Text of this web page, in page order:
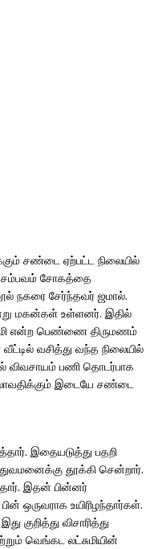
சண்டை ஏற்பட்ட நிலையில்
சோகத்தை
நகரை சேர்ந்தவர் ஜமால்.
மகன்கள் உள்ளனர். இதில்
என்ற பெண்ணை திருமணம்
வசித்து வந்த நிலையில்
விவசாயம் பணி தொடர்பாக
இடையே சண்டை
இதையடுத்து பதறி
தூக்கி சென்றார்.
இதன் பின்னர்
ஒருவராக உயிரிழந்தார்கள்.
குறித்து விசாரித்து
வெங்கட லட்சுமியின்